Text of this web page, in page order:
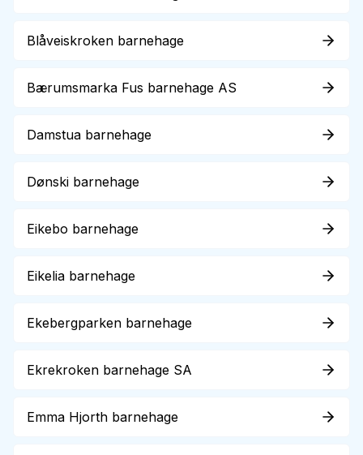
Blåveiskroken barnehage
Bærumsmarka Fus barnehage AS
Damstua barnehage
Dønski barnehage
Eikebo barnehage
Eikelia barnehage
Ekebergparken barnehage
Ekrekroken barnehage SA
Emma Hjorth barnehage